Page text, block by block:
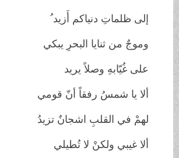
إلى ظلماتِ دنياكم أَزيد ُ
وموجٌ من ثنايا البحرِ يبكي
على غُيّابهِ وصلاً يريد
ألا يا شمسُ رفقاً أنّ قومي
لهمْ في القلبِ اشجانٌ تزيدُ
ألا غيبي ولكنْ لا تُطيلي